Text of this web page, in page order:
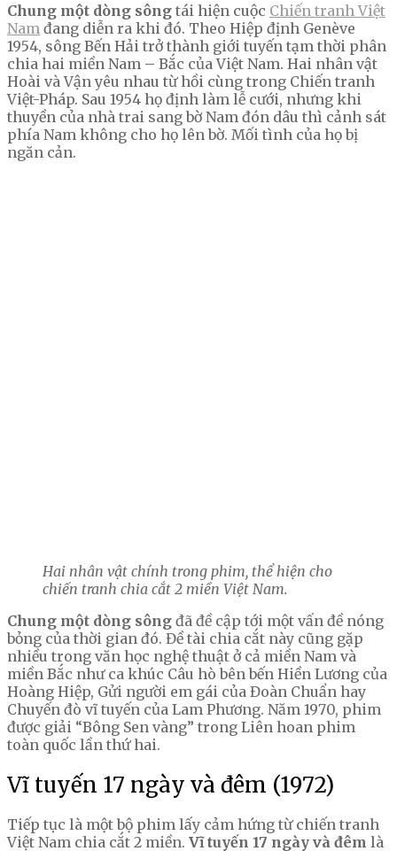
Chung một dòng sông tái hiện cuộc Chiến tranh Việt
Nam đang diễn ra khi đó. Theo Hiệp định Genève
1954, sông Bến Hải trở thành giới tuyến tạm thời phân
chia hai miền Nam – Bắc của Việt Nam. Hai nhân vật
Hoài và Vận yêu nhau từ hồi cùng trong Chiến tranh
Việt-Pháp. Sau 1954 họ định làm lễ cưới, nhưng khi
thuyền của nhà trai sang bờ Nam đón dâu thì cảnh sát
phía Nam không cho họ lên bờ. Mối tình của họ bị
ngăn cản.
Hai nhân vật chính trong phim, thể hiện cho
chiến tranh chia cắt 2 miền Việt Nam.
Chung một dòng sông đã đề cập tới một vấn đề nóng
bỏng của thời gian đó. Đề tài chia cắt này cũng gặp
nhiều trong văn học nghệ thuật ở cả miền Nam và
miền Bắc như ca khúc Câu hò bên bến Hiền Lương của
Hoàng Hiệp, Gửi người em gái của Đoàn Chuẩn hay
Chuyến đò vĩ tuyến của Lam Phương. Năm 1970, phim
được giải “Bông Sen vàng” trong Liên hoan phim
toàn quốc lần thứ hai.
Vĩ tuyến 17 ngày và đêm (1972)
Tiếp tục là một bộ phim lấy cảm hứng từ chiến tranh
Việt Nam chia cắt 2 miền. Vĩ tuyến 17 ngày và đêm là